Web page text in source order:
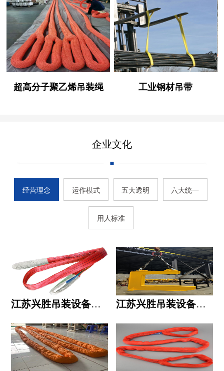
超高分子聚乙烯吊装绳 工业钢材吊带
企业文化
经营理念 运作模式 五大透明 六大统一
用人标准
江苏兴胜吊装设备有限公司的用人标准 江苏兴胜吊装设备有限公司的六大统一